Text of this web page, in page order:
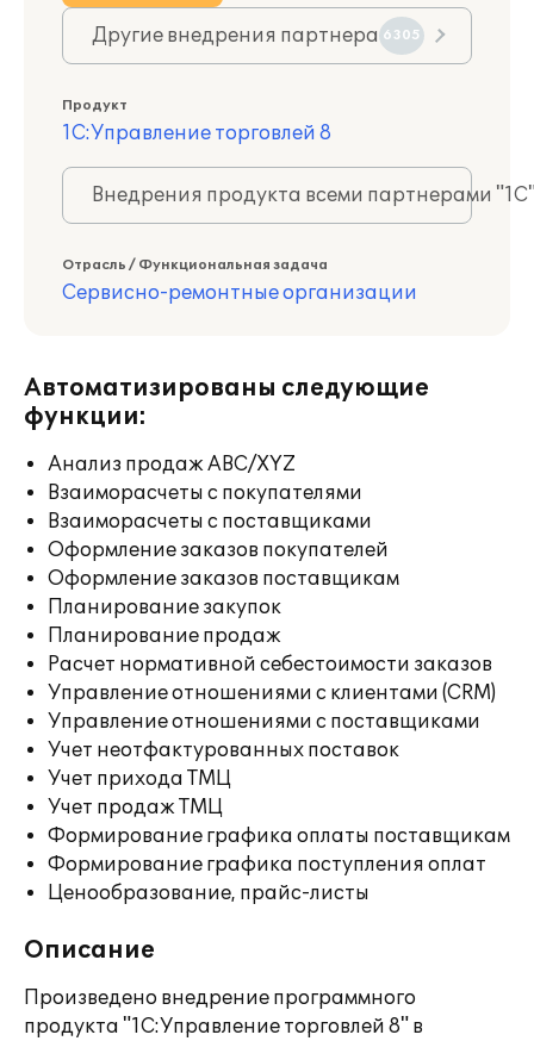
Другие внедрения партнера 6305
Продукт
1С:Управление торговлей 8
Внедрения продукта всеми партнерами
Отрасль / Функциональная задача
Сервисно-ремонтные организации
Автоматизированы следующие
функции:
Анализ продаж ABC/XYZ
Взаиморасчеты с покупателями
Взаиморасчеты с поставщиками
Оформление заказов покупателей
Оформление заказов поставщикам
Планирование закупок
Планирование продаж
Расчет нормативной себестоимости заказов
Управление отношениями с клиентами (CRM)
Управление отношениями с поставщиками
Учет неотфактурованных поставок
Учет прихода ТМЦ
Учет продаж ТМЦ
Формирование графика оплаты поставщикам
Формирование графика поступления оплат
Ценообразование, прайс-листы
Описание
Произведено внедрение программного
продукта "1С:Управление торговлей 8" в